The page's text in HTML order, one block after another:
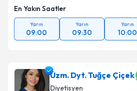
En Yakın Saatler
Yarın
09:00
Yarın
09:30
Yarın
10:00
Uzm. Dyt. Tuğçe Çiçek
Diyetisyen